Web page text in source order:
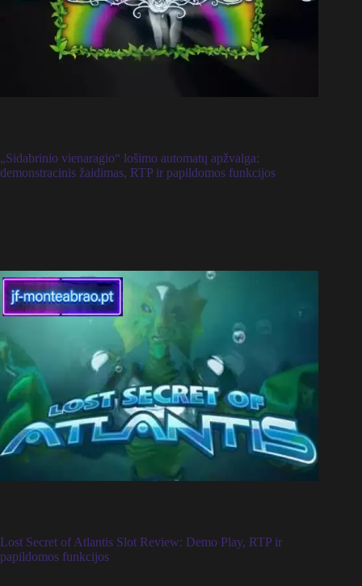
„Sidabrinio vienaragio“ lošimo automatų apžvalga:
demonstracinis žaidimas, RTP ir papildomos funkcijos
Lost Secret of Atlantis Slot Review: Demo Play, RTP ir
papildomos funkcijos